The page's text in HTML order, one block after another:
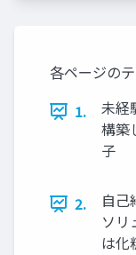
各ページの
1.
未経
構築
子
2.
自己
ソリ
は化